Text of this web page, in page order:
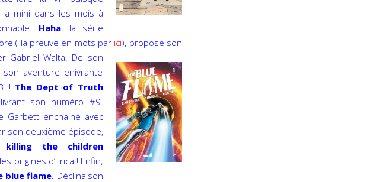
la mini dans les mois à
Haha, la série
( la preuve en mots par ici), propose son
Gabriel Walta. De son
son aventure enivrante
! The Dept of Truth
son numéro #9.
Garbett enchaine avec
son deuxième épisode,
killing the children
origines d’Erica ! Enfin,
blue flame. Déclinaison